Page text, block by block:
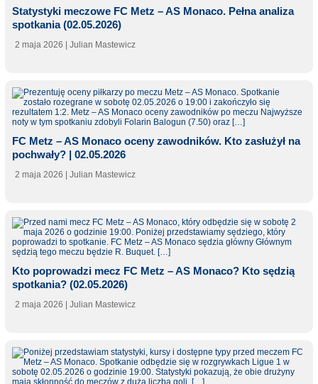
Statystyki meczowe FC Metz – AS Monaco. Pełna analiza
spotkania (02.05.2026)
2 maja 2026 | Julian Mastewicz
FC Metz – AS Monaco oceny zawodników. Kto zasłużył na
pochwały? | 02.05.2026
2 maja 2026 | Julian Mastewicz
Kto poprowadzi mecz FC Metz – AS Monaco? Kto sędzią
spotkania? (02.05.2026)
2 maja 2026 | Julian Mastewicz